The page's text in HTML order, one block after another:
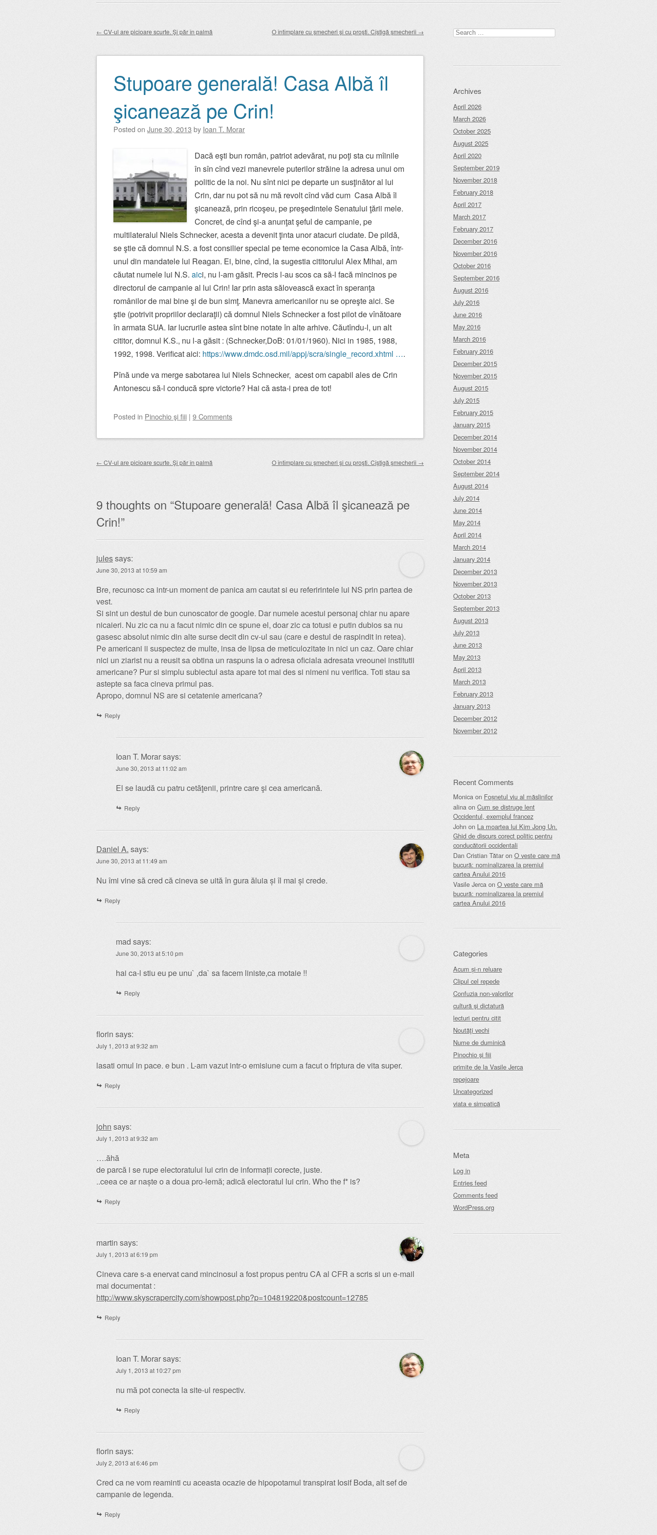
Post navigation
← CV-ul are picioare scurte. Şi păr în palmă O întîmplare cu şmecheri şi cu proşti. Cîştigă şmecherii →
Stupoare generală! Casa Albă îl
şicanează pe Crin!
Posted on June 30, 2013 by Ioan T. Morar
Dacă eşti bun român, patriot adevărat, nu poţi sta cu mîinile
în sîn cînd vezi manevrele puterilor străine la adresa unui om
politic de la noi. Nu sînt nici pe departe un susţinător al lui
Crin, dar nu pot să nu mă revolt cînd văd cum Casa Albă îl
şicanează, prin ricoşeu, pe preşedintele Senatului ţării mele.
Concret, de cînd şi-a anunţat şeful de campanie, pe
multilateralul Niels Schnecker, acesta a devenit ţinta unor atacuri ciudate. De pildă,
se ştie că domnul N.S. a fost consilier special pe teme economice la Casa Albă, într-
unul din mandatele lui Reagan. Ei, bine, cînd, la sugestia cititorului Alex Mihai, am
căutat numele lui N.S. aici, nu l-am găsit. Precis l-au scos ca să-l facă mincinos pe
directorul de campanie al lui Crin! Iar prin asta sălovească exact în speranţa
românilor de mai bine şi de bun simţ. Manevra americanilor nu se opreşte aici. Se
ştie (potrivit propriilor declaraţii) că domnul Niels Schnecker a fost pilot de vînătoare
în armata SUA. Iar lucrurile astea sînt bine notate în alte arhive. Căutîndu-l, un alt
cititor, domnul K.S., nu l-a găsit : (Schnecker,DoB: 01/01/1960). Nici in 1985, 1988,
1992, 1998. Verificat aici: https://www.dmdc.osd.mil/appj/scra/single_record.xhtml ….
Pînă unde va merge sabotarea lui Niels Schnecker, acest om capabil ales de Crin
Antonescu să-l conducă spre victorie? Hai că asta-i prea de tot!
Posted in Pinochio şi fiii | 9 Comments
Post navigation
← CV-ul are picioare scurte. Şi păr în palmă O întîmplare cu şmecheri şi cu proşti. Cîştigă şmecherii →
9 thoughts on “Stupoare generală! Casa Albă îl şicanează pe
Crin!”
julessays:
June 30, 2013 at 10:59 am
Bre, recunosc ca intr-un moment de panica am cautat si eu referirintele lui NS prin partea de
vest.
Si sint un destul de bun cunoscator de google. Dar numele acestui personaj chiar nu apare
nicaieri. Nu zic ca nu a facut nimic din ce spune el, doar zic ca totusi e putin dubios sa nu
gasesc absolut nimic din alte surse decit din cv-ul sau (care e destul de raspindit in retea).
Pe americani ii suspectez de multe, insa de lipsa de meticulozitate in nici un caz. Oare chiar
nici un ziarist nu a reusit sa obtina un raspuns la o adresa oficiala adresata vreounei institutii
americane? Pur si simplu subiectul asta apare tot mai des si nimeni nu verifica. Toti stau sa
astepte sa faca cineva primul pas.
Apropo, domnul NS are si cetatenie americana?
Reply
Ioan T. Morarsays:
June 30, 2013 at 11:02 am
El se laudă cu patru cetăţenii, printre care şi cea americană.
Reply
Daniel A. says:
June 30, 2013 at 11:49 am
Nu îmi vine să cred că cineva se uită în gura ăluia și îl mai și crede.
Reply
mad says:
June 30, 2013 at 5:10 pm
hai ca-l stiu eu pe unu` ,da` sa facem liniste,ca motaie !!
Reply
florin says:
July 1, 2013 at 9:32 am
lasati omul in pace. e bun . L-am vazut intr-o emisiune cum a facut o friptura de vita super.
Reply
john says:
July 1, 2013 at 9:32 am
….ăhă
de parcă i se rupe electoratului lui crin de informații corecte, juste.
..ceea ce ar naște o a doua pro-lemă; adică electoratul lui crin. Who the f* is?
Reply
martin says:
July 1, 2013 at 6:19 pm
Cineva care s-a enervat cand mincinosul a fost propus pentru CA al CFR a scris si un e-mail
mai documentat :
http://www.skyscrapercity.com/showpost.php?p=104819220&postcount=12785
Reply
Ioan T. Morarsays:
July 1, 2013 at 10:27 pm
nu mă pot conecta la site-ul respectiv.
Reply
florin says:
July 2, 2013 at 6:46 pm
Cred ca ne vom reaminti cu aceasta ocazie de hipopotamul transpirat Iosif Boda, alt sef de
campanie de legenda.
Reply
Search
for:
Archives
April 2026
March 2026
October 2025
August 2025
April 2020
September 2019
November 2018
February 2018
April 2017
March 2017
February 2017
December 2016
November 2016
October 2016
September 2016
August 2016
July 2016
June 2016
May 2016
March 2016
February 2016
December 2015
November 2015
August 2015
July 2015
February 2015
January 2015
December 2014
November 2014
October 2014
September 2014
August 2014
July 2014
June 2014
May 2014
April 2014
March 2014
January 2014
December 2013
November 2013
October 2013
September 2013
August 2013
July 2013
June 2013
May 2013
April 2013
March 2013
February 2013
January 2013
December 2012
November 2012
Recent Comments
Monica on Foșnetul viu al măslinilor
alina on Cum se distruge lent
Occidentul, exemplul francez
John on La moartea lui Kim Jong Un.
Ghid de discurs corect politic pentru
conducătorii occidentali
Dan Cristian Tătar on O veste care mă
bucură: nominalizarea la premiul
cartea Anului 2016
Vasile Jerca on O veste care mă
bucură: nominalizarea la premiul
cartea Anului 2016
Categories
Acum și-n reluare
Clipul cel repede
Confuzia non-valorilor
cultură şi dictatură
lecturi pentru citit
Noutăţi vechi
Nume de duminică
Pinochio şi fiii
primite de la Vasile Jerca
repejoare
Uncategorized
viata e simpatică
Meta
Log in
Entries feed
Comments feed
WordPress.org